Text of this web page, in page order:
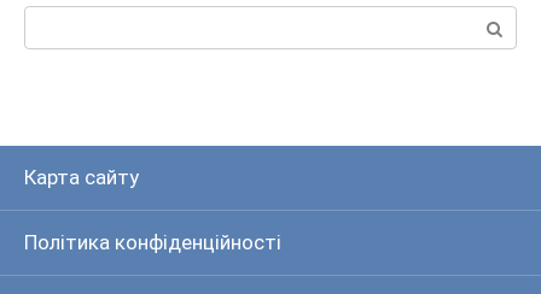
Карта сайту
Політика конфіденційності